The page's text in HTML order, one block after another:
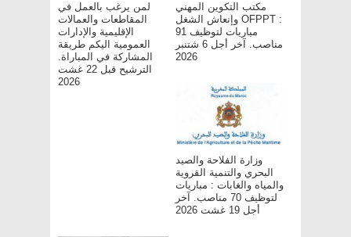
لمن يرغب بالعمل في
المقاطعات والعمالات
الإقليمية والإدارات
العمومية اليكم طريقة
المشاركة في المباراة.
الترشيح قبل 22 غشت
2026
مكتب التكوين المهني
وإنعاش الشغل OFPPT :
مباريات لتوظيف 91
مناصب. آخر أجل 6 شتنبر
2026
وزارة الفلاحة والصيد
البحري والتنمية القروية
والمياه والغابات : مباريات
لتوظيف 70 مناصب. آخر
أجل 19 غشت 2026